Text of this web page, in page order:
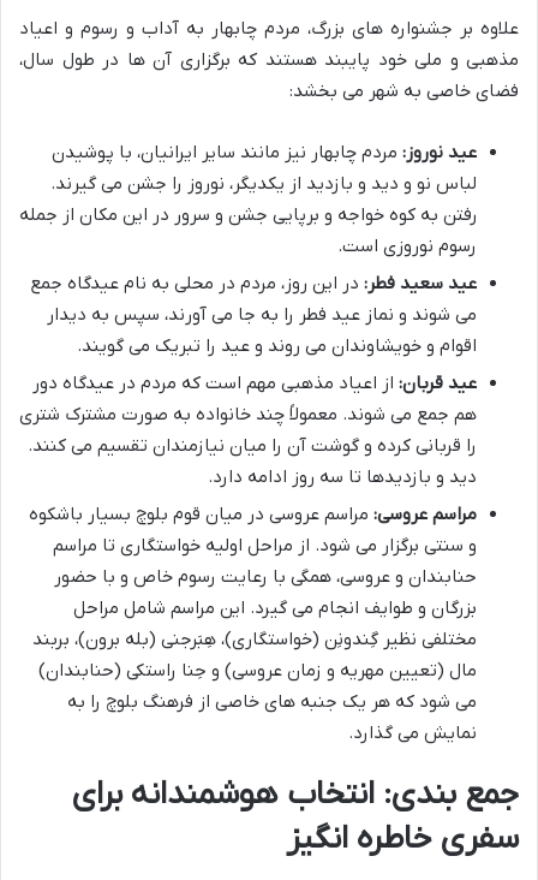
علاوه بر جشنواره های بزرگ، مردم چابهار به آداب و رسوم و اعیاد
مذهبی و ملی خود پایبند هستند که برگزاری آن ها در طول سال،
فضای خاصی به شهر می بخشد:
عید نوروز: مردم چابهار نیز مانند سایر ایرانیان، با پوشیدن
لباس نو و دید و بازدید از یکدیگر، نوروز را جشن می گیرند.
رفتن به کوه خواجه و برپایی جشن و سرور در این مکان از جمله
رسوم نوروزی است.
عید سعید فطر: در این روز، مردم در محلی به نام عیدگاه جمع
می شوند و نماز عید فطر را به جا می آورند، سپس به دیدار
اقوام و خویشاوندان می روند و عید را تبریک می گویند.
عید قربان: از اعیاد مذهبی مهم است که مردم در عیدگاه دور
هم جمع می شوند. معمولاً چند خانواده به صورت مشترک شتری
را قربانی کرده و گوشت آن را میان نیازمندان تقسیم می کنند.
دید و بازدیدها تا سه روز ادامه دارد.
مراسم عروسی: مراسم عروسی در میان قوم بلوچ بسیار باشکوه
و سنتی برگزار می شود. از مراحل اولیه خواستگاری تا مراسم
حنابندان و عروسی، همگی با رعایت رسوم خاص و با حضور
بزرگان و طوایف انجام می گیرد. این مراسم شامل مراحل
مختلفی نظیر گِندونِن (خواستگاری)، هِبَرجنی (بله برون)، بربند
مال (تعیین مهریه و زمان عروسی) و حِنا راستکی (حنابندان)
می شود که هر یک جنبه های خاصی از فرهنگ بلوچ را به
نمایش می گذارد.
جمع بندی: انتخاب هوشمندانه برای
سفری خاطره انگیز